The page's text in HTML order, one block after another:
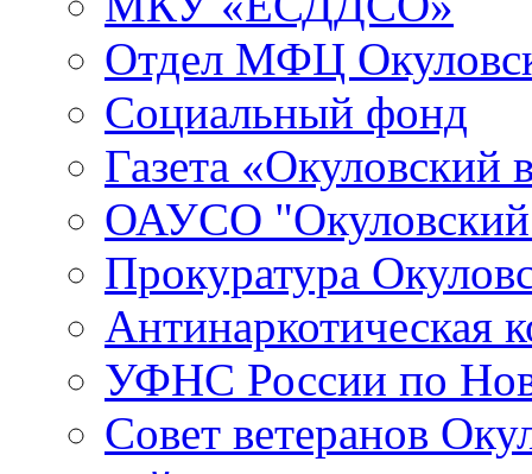
Отдел МФЦ
Социальный фонд
Газета «Окуловский
ОАУСО
Прокуратура
Антинаркотическая
УФНС России по
Совет ветеранов